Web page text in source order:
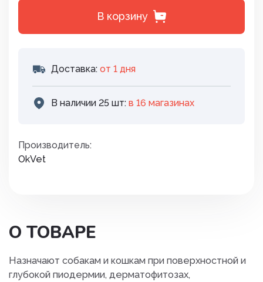
В корзину
Доставка: от 1 дня
В наличии 25 шт: в 16 магазинах
Производитель:
OkVet
О ТОВАРЕ
Назначают собакам и кошкам при поверхностной и
глубокой пиодермии, дерматофитозах,